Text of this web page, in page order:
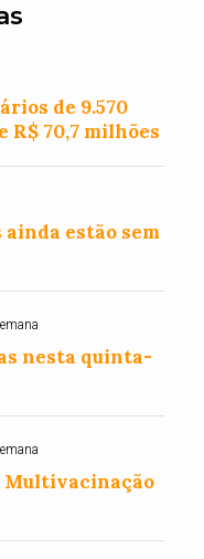
de 9.570
R$ 70,7 milhões
estão sem
nesta quinta-
Multivacinação